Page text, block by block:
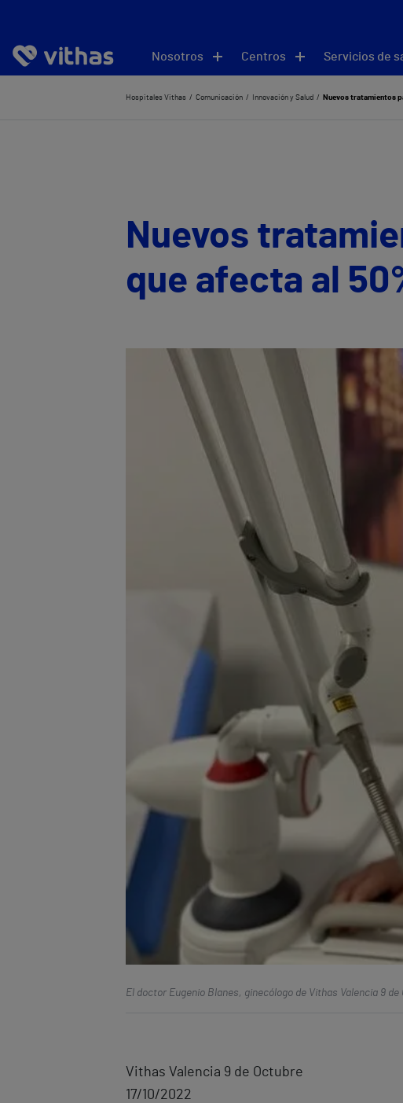
Nosotros Centros Servicios de
Hospitales Vithas Comunicación Innovación y Salud Nuevos tratamientos
Nuevos
que afecta al
El doctor Eugenio Blanes, ginecólogo de Vithas Valencia 9 de
Vithas Valencia 9 de Octubre
17/10/2022